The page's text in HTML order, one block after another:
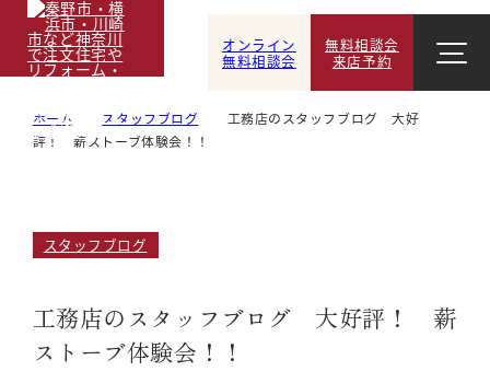
オンライン
無料相談会
無料相談会
来店予約
ホーム スタッフブログ
工務店のスタッフブログ 大好
評！ 薪ストーブ体験会！！
スタッフブログ
工務店のスタッフブログ 大好評！ 薪
ストーブ体験会！！